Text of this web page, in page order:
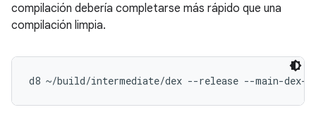
compilación debería completarse más rápido que una
compilación limpia.